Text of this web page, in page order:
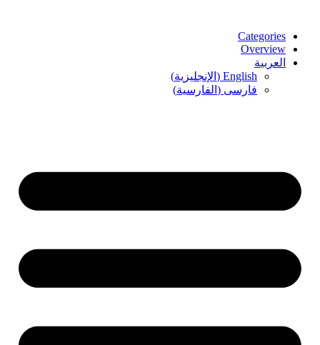
Categories
Overview
العربية
English
( الإنجليزية)
فارسی ( الفارسية)